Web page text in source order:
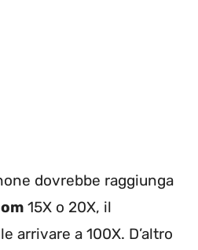
dovrebbe raggiunga
15X o 20X, il
arrivare a 100X. D’altro